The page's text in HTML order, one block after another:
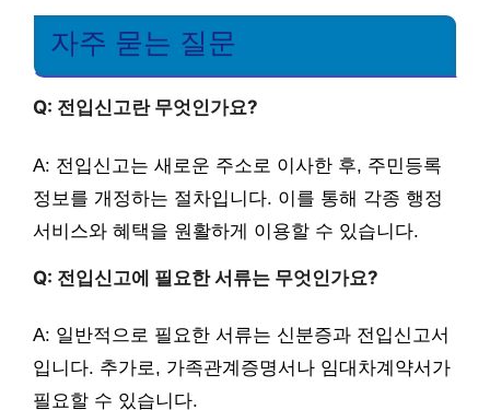
자주 묻는 질문
Q: 전입신고란 무엇인가요?
A: 전입신고는 새로운 주소로 이사한 후, 주민등록
정보를 개정하는 절차입니다. 이를 통해 각종 행정
서비스와 혜택을 원활하게 이용할 수 있습니다.
Q: 전입신고에 필요한 서류는 무엇인가요?
A: 일반적으로 필요한 서류는 신분증과 전입신고서
입니다. 추가로, 가족관계증명서나 임대차계약서가
필요할 수 있습니다.